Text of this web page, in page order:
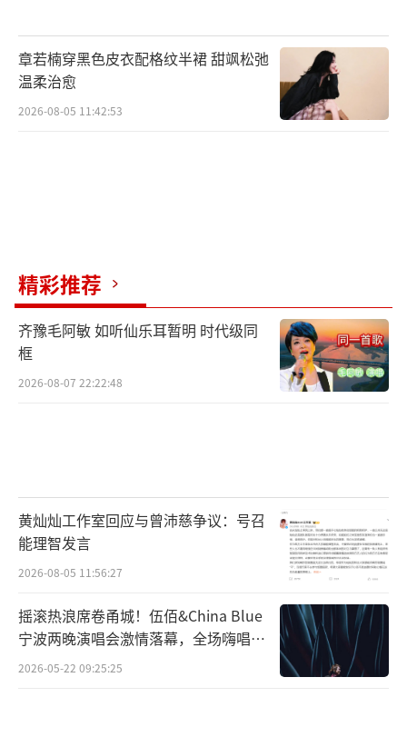
宋宁峰与张婉婷
延伸阅读：这是在硬凹人设吗？再见爱人
张婉婷咋回事？
回事？】近日，《再见爱人2》里面的张婉婷和
宋宁峰这一对的相处模式真的太让人窒息了！
不知道是剪辑的原因还是本来张婉婷就是
章若楠穿黑色皮衣配格纹半裙 甜飒松弛
温柔治愈
2026-08-05 11:42:53
精彩推荐
齐豫毛阿敏 如听仙乐耳暂明 时代级同
框
2026-08-07 22:22:48
黄灿灿工作室回应与曾沛慈争议：号召
能理智发言
2026-08-05 11:56:27
摇滚热浪席卷甬城！伍佰&China Blue
宁波两晚演唱会激情落幕，全场嗨唱氛
围炸裂
2026-05-22 09:25:25